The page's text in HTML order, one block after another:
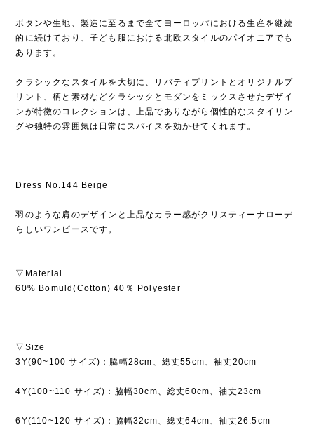
ボタンや生地、製造に至るまで全てヨーロッパにおける生産を継続
的に続けており、子ども服における北欧スタイルのパイオニアでも
あります。
クラシックなスタイルを大切に、リバティプリントとオリジナルプ
リント、柄と素材などクラシックとモダンをミックスさせたデザイ
ンが特徴のコレクションは、上品でありながら個性的なスタイリン
グや独特の雰囲気は日常にスパイスを効かせてくれます。
Dress No.144 Beige
羽のような肩のデザインと上品なカラー感がクリスティーナローデ
らしいワンピースです。
▽Material
60% Bomuld(Cotton) 40％ Polyester
▽Size
3Y(90~100 サイズ)：脇幅28cm、総丈55cm、袖丈20cm
4Y(100~110 サイズ)：脇幅30cm、総丈60cm、袖丈23cm
6Y(110~120 サイズ)：脇幅32cm、総丈64cm、袖丈26.5cm